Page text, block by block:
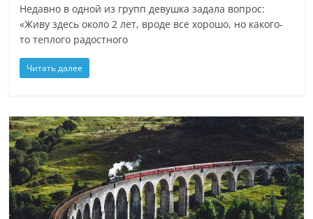
Недавно в одной из групп девушка задала вопрос:
«Живу здесь около 2 лет, вроде все хорошо, но какого-
то теплого радостного
Читать далее